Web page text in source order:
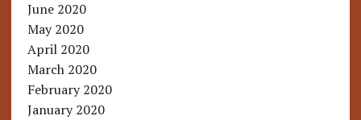
June 2020
May 2020
April 2020
March 2020
February 2020
January 2020